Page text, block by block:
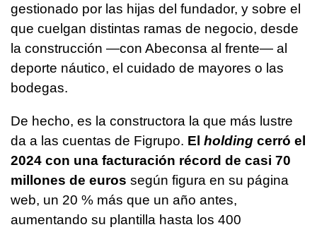
gestionado por las hijas del fundador, y sobre el
que cuelgan distintas ramas de negocio, desde
la construcción —con Abeconsa al frente— al
deporte náutico, el cuidado de mayores o las
bodegas.
De hecho, es la constructora la que más lustre
da a las cuentas de Figrupo. El holding cerró el
2024 con una facturación récord de casi 70
millones de euros según figura en su página
web, un 20 % más que un año antes,
aumentando su plantilla hasta los 400